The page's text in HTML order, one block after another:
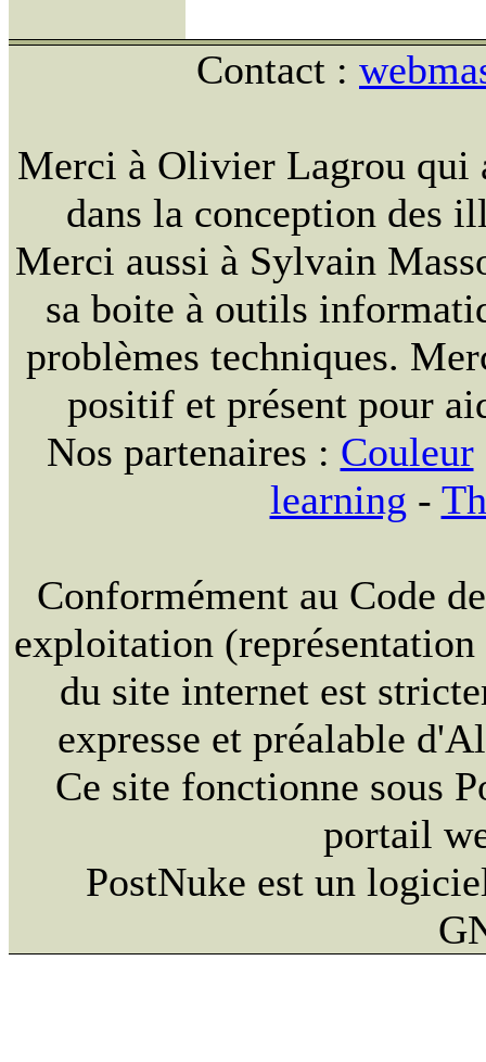
Contact :
Merci à Olivier Lagrou qui
dans la conception des
Merci aussi à Sylvain
sa boite à outils
problèmes techniques.
positif et présent pour
Nos partenaires : Couleur
learning -
Conformément au Code
exploitation
du site internet est
expresse et préalable
Ce site fonctionne sous
portail
PostNuke est un